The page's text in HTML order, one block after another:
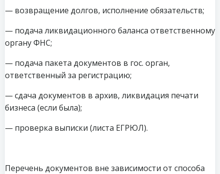
— возвращение долгов, исполнение обязательств;
— подача ликвидационного баланса ответственному
органу ФНС;
— подача пакета документов в гос. орган,
ответственный за регистрацию;
— сдача документов в архив, ликвидация печати
бизнеса (если была);
— проверка выписки (листа ЕГРЮЛ).
Перечень документов вне зависимости от способа